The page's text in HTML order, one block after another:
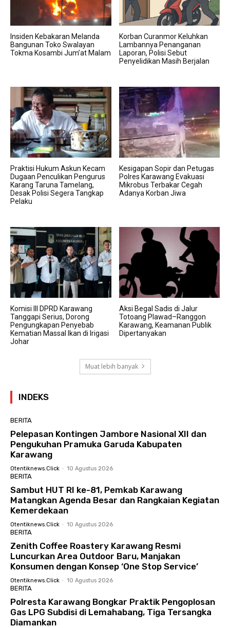
Insiden Kebakaran Melanda
Bangunan Toko Swalayan
Tokma Kosambi Jum’at Malam
Korban Curanmor Keluhkan
Lambannya Penanganan
Laporan, Polisi Sebut
Penyelidikan Masih Berjalan
Praktisi Hukum Askun Kecam
Dugaan Penculikan Pengurus
Karang Taruna Tamelang,
Desak Polisi Segera Tangkap
Pelaku
Kesigapan Sopir dan Petugas
Polres Karawang Evakuasi
Mikrobus Terbakar Cegah
Adanya Korban Jiwa
Komisi III DPRD Karawang
Tanggapi Serius, Dorong
Pengungkapan Penyebab
Kematian Massal Ikan di Irigasi
Johar
Aksi Begal Sadis di Jalur
Totoang Plawad–Ranggon
Karawang, Keamanan Publik
Dipertanyakan
Muat lebih banyak
INDEKS
BERITA
Pelepasan Kontingen Jambore Nasional XII dan
Pengukuhan Pramuka Garuda Kabupaten
Karawang
Otentiknews.click - 10 Agustus 2026
BERITA
Sambut HUT RI ke-81, Pemkab Karawang
Matangkan Agenda Besar dan Rangkaian Kegiatan
Kemerdekaan
Otentiknews.click - 10 Agustus 2026
BERITA
Zenith Coffee Roastery Karawang Resmi
Luncurkan Area Outdoor Baru, Manjakan
Konsumen dengan Konsep ‘One Stop Service’
Otentiknews.click - 10 Agustus 2026
BERITA
Polresta Karawang Bongkar Praktik Pengoplosan
Gas LPG Subdisi di Lemahabang, Tiga Tersangka
Diamankan